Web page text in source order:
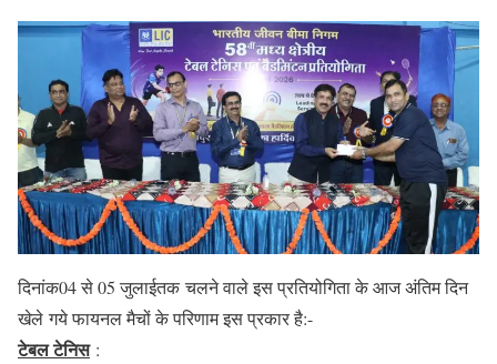
दिनांक04 से 05 जुलाईतक चलने वाले इस प्रतियोगिता के आज अंतिम दिन
खेले गये फायनल मैचों के परिणाम इस प्रकार है:-
टेबल टेनिस: